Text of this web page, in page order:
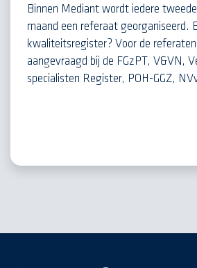
Binnen Mediant wordt iedere
maand een referaat georganiseerd.
kwaliteitsregister? Voor de
aangevraagd bij de FGzPT, V&VN,
specialisten Register, POH-GGZ,